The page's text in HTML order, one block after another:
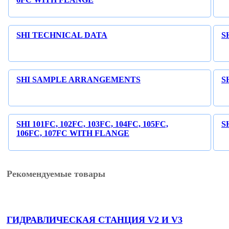
SHI TECHNICAL DATA
SHI SAMPLE ARRANGEMENTS
SHI 101FC, 102FC, 103FC, 104FC, 105FC,
106FC, 107FC WITH FLANGE
Рекомендуемые товары
ГИДРАВЛИЧЕСКАЯ СТАНЦИЯ V2 И V3